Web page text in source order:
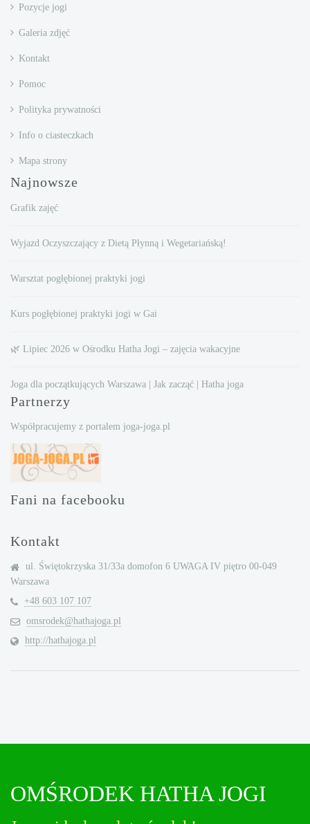
Pozycje jogi
Galeria zdjęć
Kontakt
Pomoc
Polityka prywatności
Info o ciasteczkach
Mapa strony
Najnowsze
Grafik zajęć
Wyjazd Oczyszczający z Dietą Płynną i Wegetariańską!
Warsztat pogłębionej praktyki jogi
Kurs pogłębionej praktyki jogi w Gai
🌿 Lipiec 2026 w Ośrodku Hatha Jogi – zajęcia wakacyjne
Joga dla początkujących Warszawa | Jak zacząć | Hatha joga
Partnerzy
Współpracujemy z portalem joga-joga.pl
Fani na facebooku
Kontakt
ul. Świętokrzyska 31/33a domofon 6 UWAGA IV piętro 00-049
Warszawa
+48 603 107 107
omsrodek@hathajoga.pl
http://hathajoga.pl
OMŚRODEK HATHA JOGI